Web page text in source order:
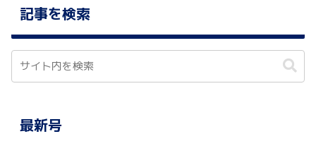
記事を検索
最新号